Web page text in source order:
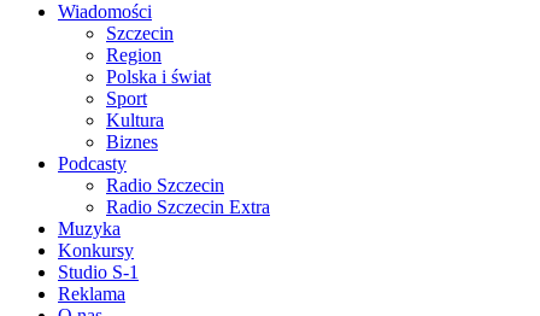
Wiadomości
Szczecin
Region
Polska i świat
Sport
Kultura
Biznes
Podcasty
Radio Szczecin
Radio Szczecin Extra
Muzyka
Konkursy
Studio S-1
Reklama